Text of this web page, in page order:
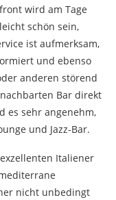
wird am Tage
schön sein,
ist aufmerksam,
und ebenso
anderen störend
Bar direkt
es sehr angenehm,
und Jazz-Bar.
Italiener
nicht unbedingt